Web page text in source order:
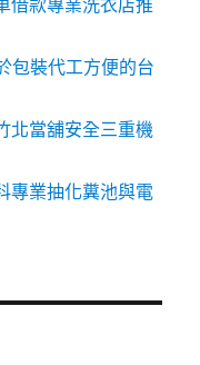
借款專業洗衣店推
包裝代工方便的台
北當舖安全三重機
專業抽化糞池與電